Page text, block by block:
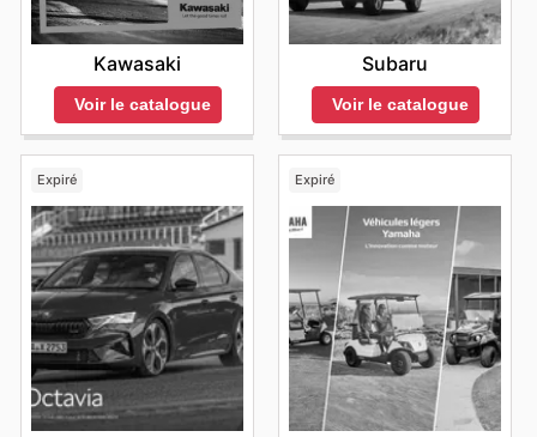
Kawasaki
Voir le catalogue
Subaru
Voir le catalogue
Expiré Expiré